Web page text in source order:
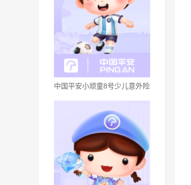
中国平安小顽童8号少儿意外险